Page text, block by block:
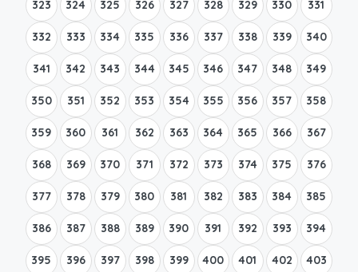
323 324 325 326 327 328 329 330 331
332 333 334 335 336 337 338 339 340
341 342 343 344 345 346 347 348 349
350 351 352 353 354 355 356 357 358
359 360 361 362 363 364 365 366 367
368 369 370 371 372 373 374 375 376
377 378 379 380 381 382 383 384 385
386 387 388 389 390 391 392 393 394
395 396 397 398 399 400 401 402 403